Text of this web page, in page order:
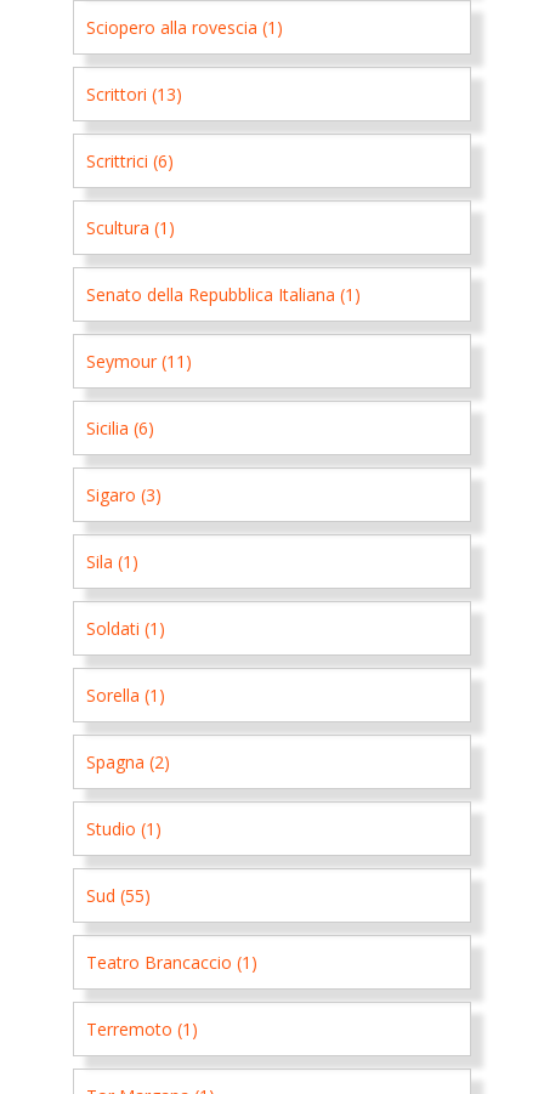
Sciopero alla rovescia (1)
Scrittori (13)
Scrittrici (6)
Scultura (1)
Senato della Repubblica Italiana (1)
Seymour (11)
Sicilia (6)
Sigaro (3)
Sila (1)
Soldati (1)
Sorella (1)
Spagna (2)
Studio (1)
Sud (55)
Teatro Brancaccio (1)
Terremoto (1)